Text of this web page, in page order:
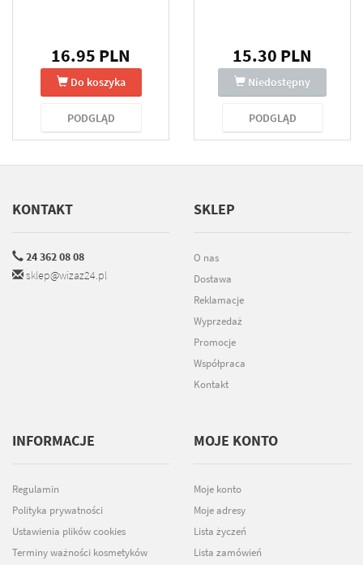
16.95 PLN
Do koszyka
PODGLĄD
15.30 PLN
Niedostępny
PODGLĄD
KONTAKT
24 362 08 08
sklep@wizaz24.pl
SKLEP
O nas
Dostawa
Reklamacje
Wyprzedaż
Promocje
Współpraca
Kontakt
INFORMACJE
Regulamin
Polityka prywatności
Ustawienia plików cookies
Terminy ważności kosmetyków
MOJE KONTO
Moje konto
Moje adresy
Lista życzeń
Lista zamówień